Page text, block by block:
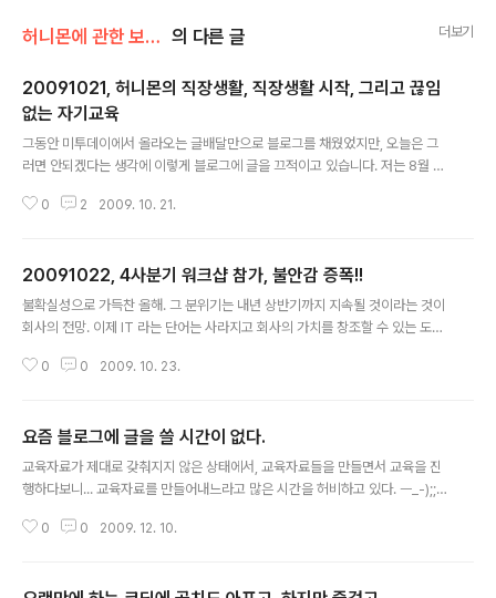
허니몬에 관한 보고서/허니몬의 직장일기 의 다른 글 더보기
20091021, 허니몬의 직장생활, 직장생활 시작, 그리고 끊임
없는 자기교육
그동안 미투데이에서 올라오는 글배달만으로 블로그를 채웠었지만, 오늘은 그
러면 안되겠다는 생각에 이렇게 블로그에 글을 끄적이고 있습니다. 저는 8월 1
의 취업활동을 하다가 오라클의 협력사 중 한 곳에 취업이 되었습니다. 지난 금
동안 나태했던 생활을 하다가 규칙적이고 힘든 생활을 하려니 재빠르게 적응이
되지는 않습니다. 몸이 많이 불어난 탓에 움직임이나 체력도 예전같지 않은 것
이 한 몫하는 듯 합니다. 교육은 월요일부터 금요일까지 19일부터 30일까지 진
0 2 2009. 10. 21.
20091022, 4사분기 워크샵 참가, 불안감 증폭!!
불확실성으로 가득찬 올해. 그 분위기는 내년 상반기까지 지속될 것이라는 것이
회사의 전망. 이제 IT 라는 단어는 사라지고 회사의 가치를 창조할 수 있는 도구
생산성을 높여주는 마법도구 처럼 여겨졌었습니다. 그래서 기업에서는 너도나
하는 것 같습니다. 이미 대부분의 분야에 IT가 적용되어 충분한 가치를 뽑아낸
상태이며, 말라가는 오아시스 처럼, 점점 고갈되는 자원을 두고서 치열한 싸움
이 벌어질 것으로 보여집니다. 이제 많은 IT 기술들은 대형 벤더업체나 대기업
0 0 2009. 10. 23.
요즘 블로그에 글을 쓸 시간이 없다.
교육자료가 제대로 갖춰지지 않은 상태에서, 교육자료들을 만들면서 교육을 진
행하다보니... 교육자료를 만들어내느라고 많은 시간을 허비하고 있다. ㅡ_-);;
한다. 누군가에게 개념을 설명해주기 위해서는 내 자신이 그 개념을 정확하게
0 0 2009. 12. 10.